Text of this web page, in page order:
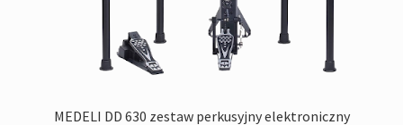
MEDELI DD 630 zestaw perkusyjny elektroniczny